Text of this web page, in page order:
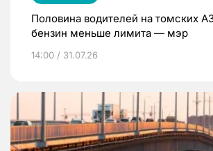
Половина водителей на томских
бензин меньше лимита — мэр
14:00 / 31.07.26